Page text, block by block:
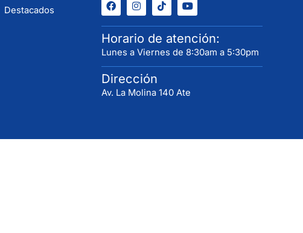
Destacados
Horario de atención:
Lunes a Viernes de 8:30am a 5:30pm
Dirección
Av. La Molina 140 Ate